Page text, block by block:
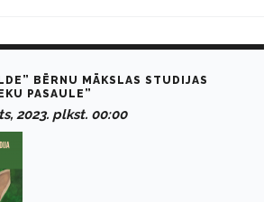
BĒRNU MĀKSLAS STUDIJAS
PASAULE”
2023. plkst. 00:00